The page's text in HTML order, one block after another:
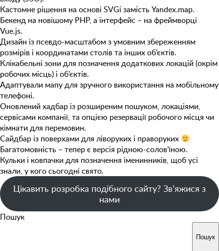
Кастомне рішення на основі SVGі замість Yandex.map.
Бекенд на новішому PHP, а інтерфейс – на фреймворці
Vue.js.
Дизайн із псевдо-масштабом з умовним збереженням
розмірів і координатами столів та інших об’єктів.
Клікабельні зони для позначення додаткових локацій (окрім
робочих місць) і об’єктів.
Адаптували мапу для зручного використання на мобільному
телефоні.
Оновлений хадбар із розширеним пошуком, локаціями,
сервісами компанії, та опцією резервації робочого місця чи
кімнати для перемовин.
Сайдбар із поверхами для ліворуких і праворуких
Багатомовність – тепер є версія рідною-солов’їною.
Кульки і ковпачки для позначення іменинників, щоб усі
знали, у кого сьогодні свято.
Цікавить розробка подібного сайту? Зв’яжися з
нами
Пошук
Пошук